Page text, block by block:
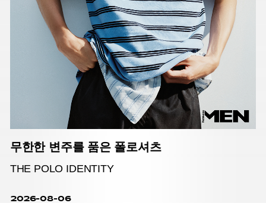
무한한 변주를 품은 폴로셔츠
THE POLO IDENTITY
2026-08-06